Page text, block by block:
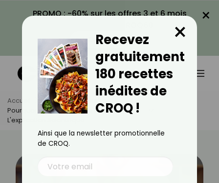
PROMO : -60% sur les offres 3 et 6 mois
VOIR LA PROMO
×
Accueil Actus
Minceur
Pourquoi Manger Moins Ne Fait Pas Toujours Maigrir :
L'explication Scientifique
Recevez
gratuitement
180 recettes
inédites de
CROQ !
×
Ainsi que la newsletter promotionnelle
de CROQ.